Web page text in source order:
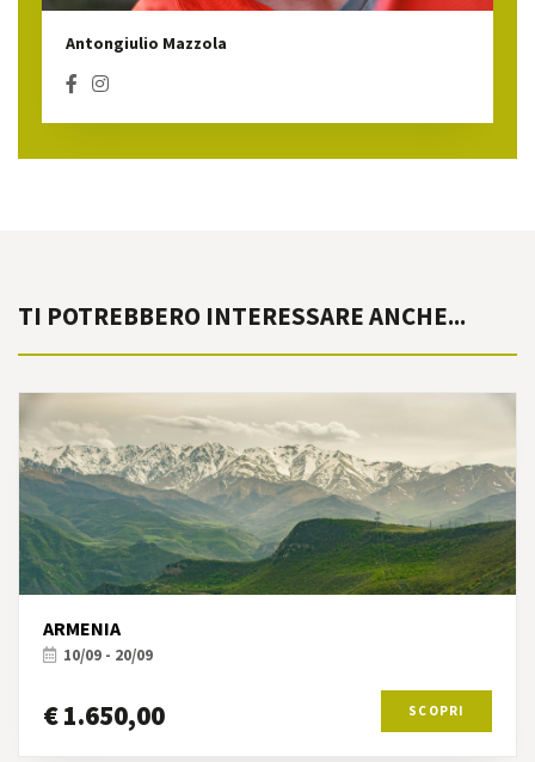
Antongiulio Mazzola
TI POTREBBERO INTERESSARE ANCHE...
ARMENIA
10/09 - 20/09
€ 1.650,00 SCOPRI